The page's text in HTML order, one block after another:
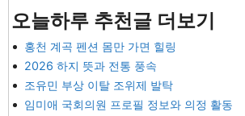
오늘하루 추천글 더보기
홍천 계곡 펜션 몸만 가면 힐링
2026 하지 뜻과 전통 풍속
조유민 부상 이탈 조위제 발탁
임미애 국회의원 프로필 정보와 의정 활동